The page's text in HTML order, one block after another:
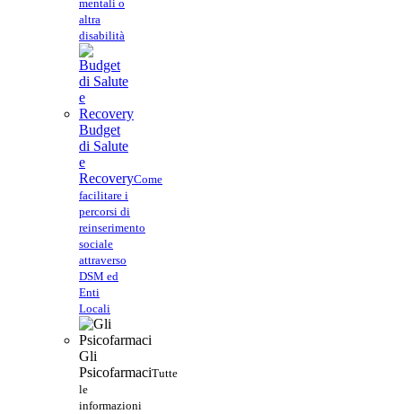
mentali o
altra
disabilità
Budget
di Salute
e
RecoveryCome
facilitare i
percorsi di
reinserimento
sociale
attraverso
DSM ed
Enti
Locali
Gli
PsicofarmaciTutte
le
informazioni